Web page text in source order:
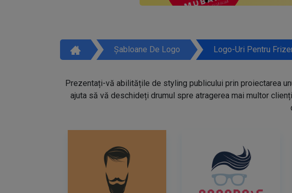
Șabloane De Logo Logo-Uri Pentru
Prezentați-vă abilitățile de styling publicului prin proiectarea
ajuta să vă deschideți drumul spre atragerea mai multor